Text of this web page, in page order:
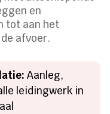
en
tot aan het
afvoer.
Aanleg,
leidingwerk in